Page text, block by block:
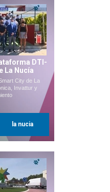
DTI-
La Nucía
City de La
Invattur y
la nucia